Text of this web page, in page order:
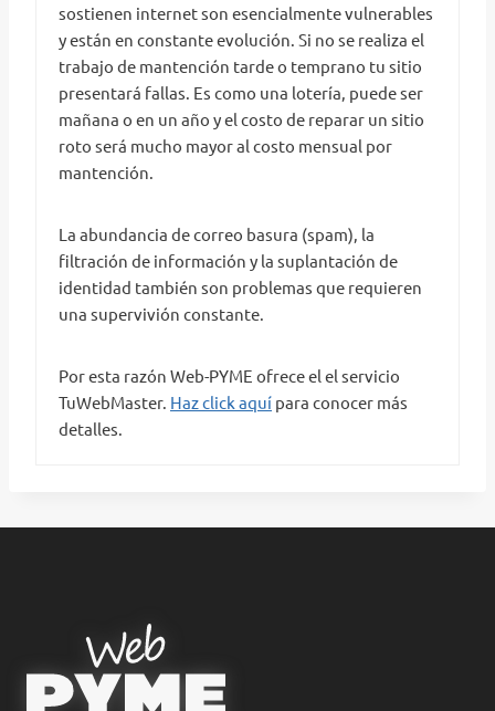
sostienen internet son esencialmente vulnerables
y están en constante evolución. Si no se realiza el
trabajo de mantención tarde o temprano tu sitio
presentará fallas. Es como una lotería, puede ser
mañana o en un año y el costo de reparar un sitio
roto será mucho mayor al costo mensual por
mantención.
La abundancia de correo basura (spam), la
filtración de información y la suplantación de
identidad también son problemas que requieren
una supervivión constante.
Por esta razón Web-PYME ofrece el el servicio
TuWebMaster. Haz click aquí para conocer más
detalles.